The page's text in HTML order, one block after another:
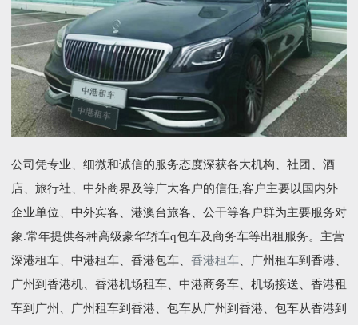
公司凭专业、细微和诚信的服务态度深获各大机构、社团、酒
店、旅行社、中外商界及等广大客户的信任,客户主要以国内外
企业单位、中外宾客、港澳台旅客、公干等客户群为主要服务对
象.常年提供各种高级豪华轿车q包车及商务车等出租服务。主营
深港租车、中港租车、香港包车、 香港租车、广州租车到香港、
广州到香港机、香港机场租车、中港商务车、机场接送、香港租
车到广州、广州租车到香港、包车从广州到香港、包车从香港到